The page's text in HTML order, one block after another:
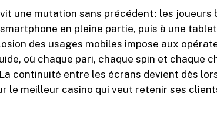
une mutation sans précédent : les joueurs
en pleine partie, puis à une
des usages mobiles impose aux
où chaque pari, chaque spin et chaque
continuité entre les écrans devient dès
le meilleur casino qui veut retenir ses